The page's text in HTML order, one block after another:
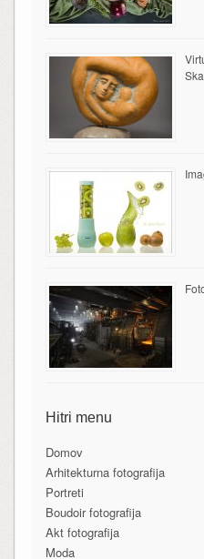
Hitri menu
Domov
Arhitekturna fotografija
Portreti
Boudoir fotografija
Akt fotografija
Moda